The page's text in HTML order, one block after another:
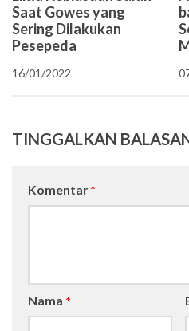
Saat Gowes yang
Sering Dilakukan
Pesepeda
16/01/2022
TINGGALKAN
Komentar *
Nama *